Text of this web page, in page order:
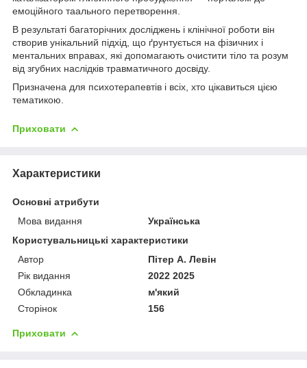
емоційного таального перетворення.
В результаті багаторічних досліджень і клінічної роботи він
створив унікальний підхід, що ґрунтується на фізичних і
ментальних вправах, які допомагають очистити тіло та розум
від згубних наслідків травматичного досвіду.
Призначена для психотерапевтів і всіх, хто цікавиться цією
тематикою.
Приховати
Характеристики
Основні атрибути
Мова видання
Українська
Користувальницькі характеристики
Автор
Пітер А. Левін
Рік видання
2022 2025
Обкладинка
м'який
Сторінок
156
Приховати